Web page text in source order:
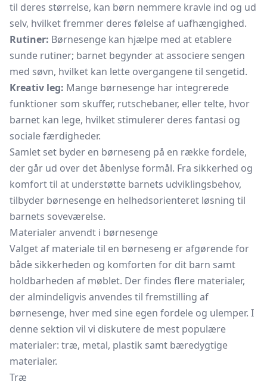
til deres størrelse, kan børn nemmere kravle ind og ud
selv, hvilket fremmer deres følelse af uafhængighed.
Rutiner: Børnesenge kan hjælpe med at etablere
sunde rutiner; barnet begynder at associere sengen
med søvn, hvilket kan lette overgangene til sengetid.
Kreativ leg: Mange børnesenge har integrerede
funktioner som skuffer, rutschebaner, eller telte, hvor
barnet kan lege, hvilket stimulerer deres fantasi og
sociale færdigheder.
Samlet set byder en børneseng på en række fordele,
der går ud over det åbenlyse formål. Fra sikkerhed og
komfort til at understøtte barnets udviklingsbehov,
tilbyder børnesenge en helhedsorienteret løsning til
barnets soveværelse.
Materialer anvendt i børnesenge
Valget af materiale til en børneseng er afgørende for
både sikkerheden og komforten for dit barn samt
holdbarheden af møblet. Der findes flere materialer,
der almindeligvis anvendes til fremstilling af
børnesenge, hver med sine egen fordele og ulemper. I
denne sektion vil vi diskutere de mest populære
materialer: træ, metal, plastik samt bæredygtige
materialer.
Træ